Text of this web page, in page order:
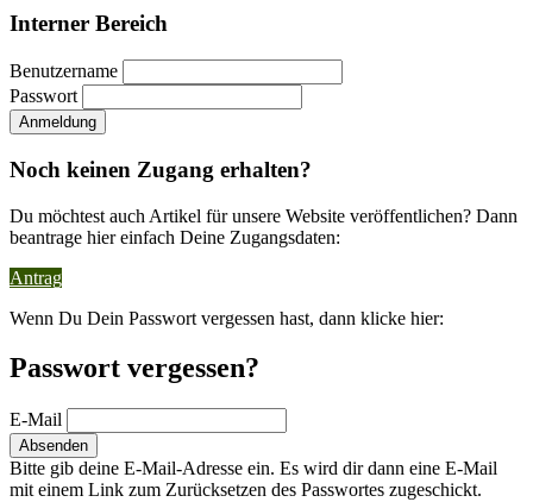
Interner Bereich
Benutzername
Passwort
Noch keinen Zugang erhalten?
Du möchtest auch Artikel für unsere Website veröffentlichen? Dann
beantrage hier einfach Deine Zugangsdaten:
Antrag
Wenn Du Dein Passwort vergessen hast, dann klicke hier:
Passwort vergessen?
E-Mail
Bitte gib deine E-Mail-Adresse ein. Es wird dir dann eine E-Mail
mit einem Link zum Zurücksetzen des Passwortes zugeschickt.